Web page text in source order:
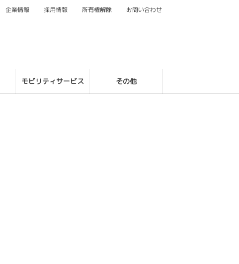
モビリティサービス その他
企業情報 採用情報 所有権解除 お問い合わせ